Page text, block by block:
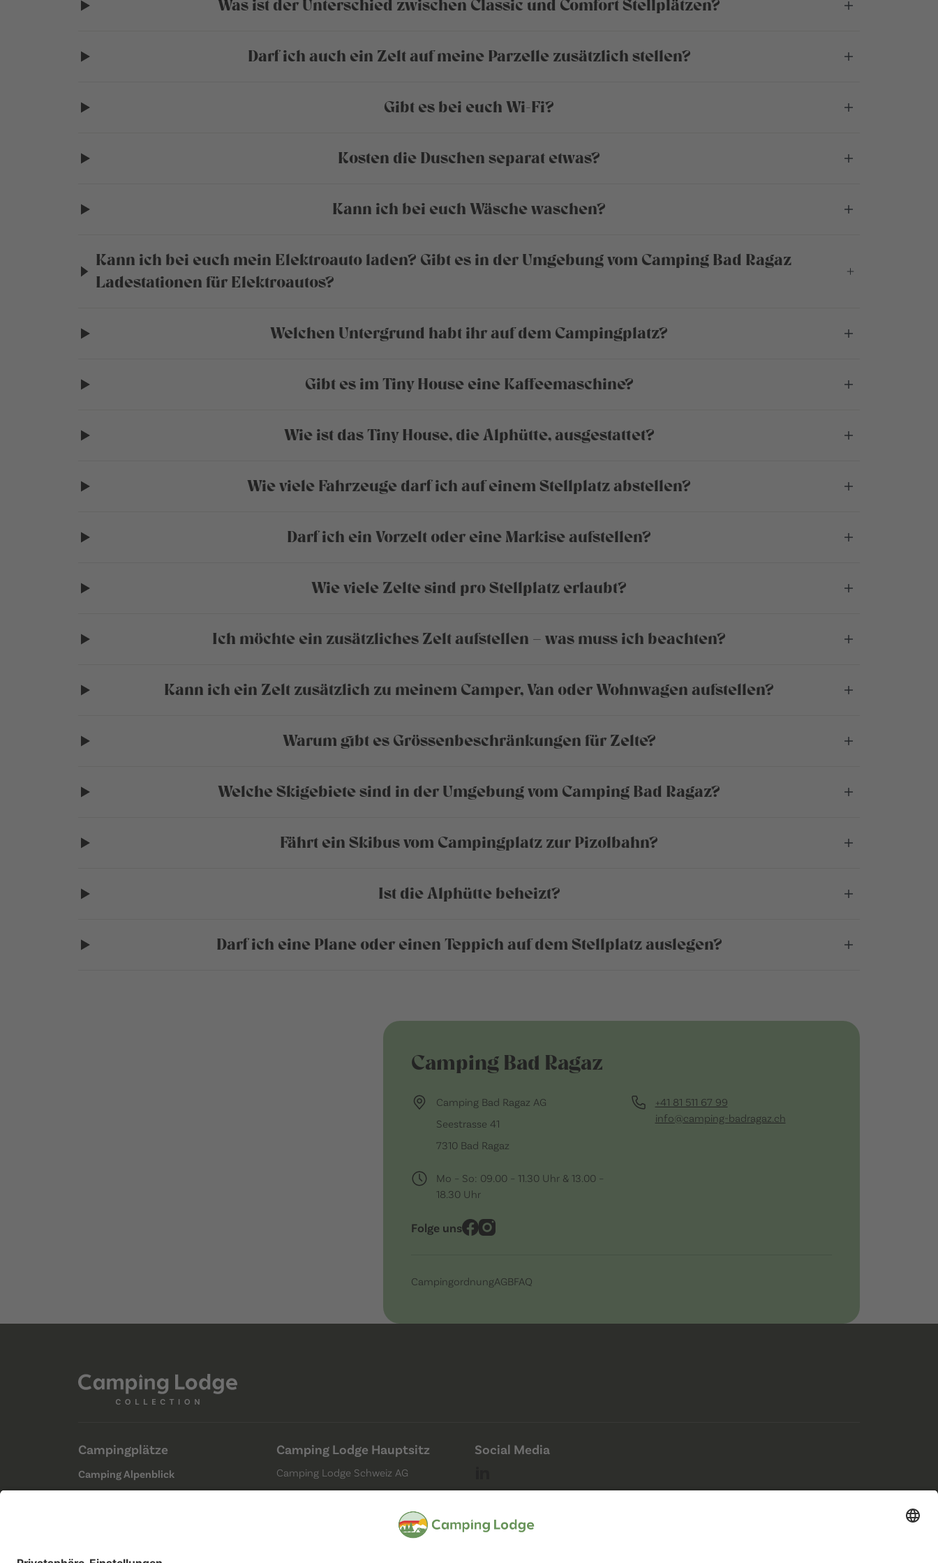
Was ist der Unterschied zwischen Classic und Comfort Stellplätzen?
Darf ich auch ein Zelt auf meine Parzelle zusätzlich stellen?
Gibt es bei euch Wi-Fi?
Kosten die Duschen separat etwas?
Kann ich bei euch Wäsche waschen?
Kann ich bei euch mein Elektroauto laden? Gibt es in der Umgebung vom Camping Bad Ragaz
Ladestationen für Elektroautos?
Welchen Untergrund habt ihr auf dem Campingplatz?
Gibt es im Tiny House eine Kaffeemaschine?
Wie ist das Tiny House, die Alphütte, ausgestattet?
Wie viele Fahrzeuge darf ich auf einem Stellplatz abstellen?
Darf ich ein Vorzelt oder eine Markise aufstellen?
Wie viele Zelte sind pro Stellplatz erlaubt?
Ich möchte ein zusätzliches Zelt aufstellen – was muss ich beachten?
Kann ich ein Zelt zusätzlich zu meinem Camper, Van oder Wohnwagen aufstellen?
Warum gibt es Grössenbeschränkungen für Zelte?
Welche Skigebiete sind in der Umgebung vom Camping Bad Ragaz?
Fährt ein Skibus vom Campingplatz zur Pizolbahn?
Ist die Alphütte beheizt?
Darf ich eine Plane oder einen Teppich auf dem Stellplatz auslegen?
Camping Bad Ragaz
Camping Bad Ragaz AG
Seestrasse 41
7310 Bad Ragaz
+41 81 511 67 99
info@camping-badragaz.ch
Mo – So: 09.00 – 11.30 Uhr & 13.00 –
18.30 Uhr
Folge uns
CampingordnungAGBFAQ
Campingplätze
Camping Alpenblick
Camping Lodge Hauptsitz
Camping Lodge Schweiz AG
Chollerstrasse 4
Social Media